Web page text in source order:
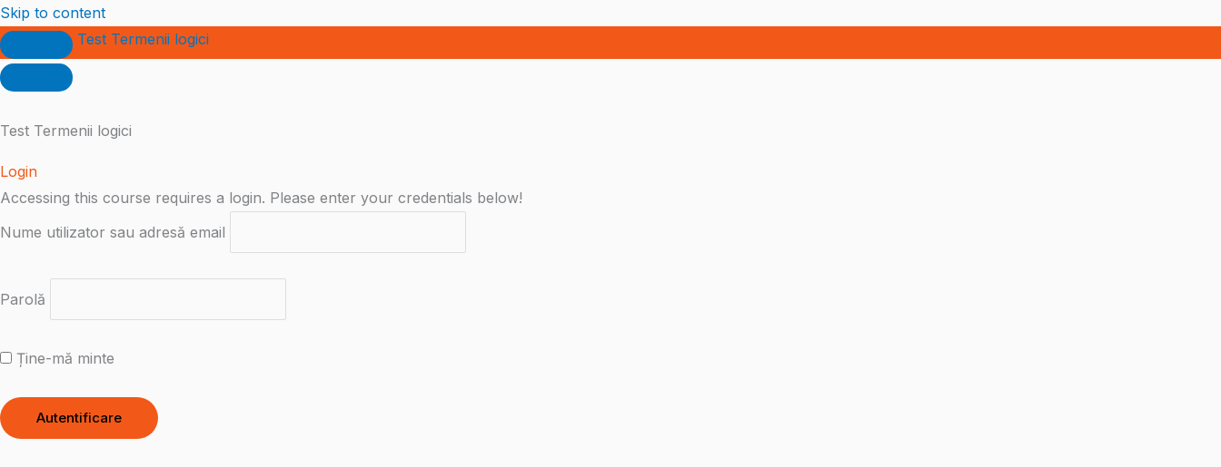
Skip to content
Test Termenii logici
Test Termenii logici
Login
Accessing this course requires a login. Please enter your credentials below!
Nume utilizator sau adresă email
Parolă
Ține-mă minte